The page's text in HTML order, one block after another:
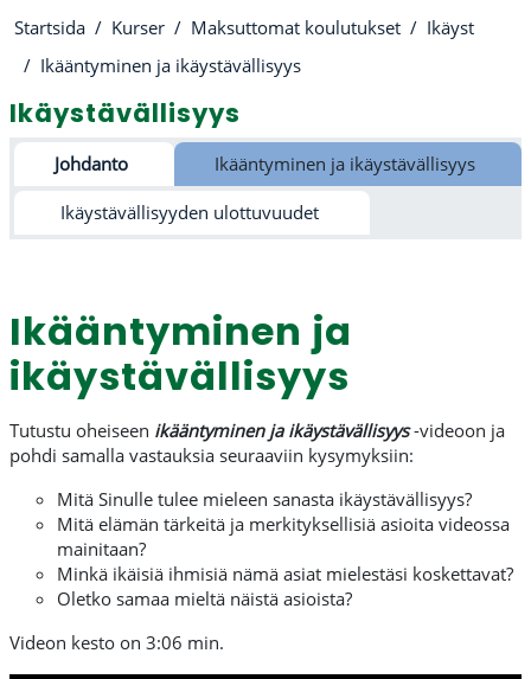
Startsida Kurser Maksuttomat koulutukset
Ikäyst
Ikääntyminen ja ikäystävällisyys
Ikäystävällisyys
Avsnittsöversikt
Johdanto Ikääntyminen ja ikäystävällisyys
Ikäystävällisyyden ulottuvuudet
Ikääntyminen ja
ikäystävällisyys
Tutustu oheiseen ikääntyminen ja ikäystävällisyys-videoon ja
pohdi samalla vastauksia seuraaviin kysymyksiin:
Mitä Sinulle tulee mieleen sanasta ikäystävällisyys?
Mitä elämän tärkeitä ja merkityksellisiä asioita videossa
mainitaan?
Minkä ikäisiä ihmisiä nämä asiat mielestäsi koskettavat?
Oletko samaa mieltä näistä asioista?
Videon kesto on 3:06 min.